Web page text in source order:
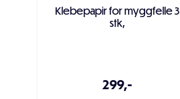
Klebepapir for myggfelle 3
stk,
299,-